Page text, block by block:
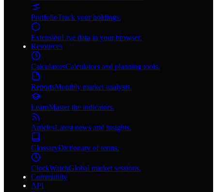
PortfolioTrack your holdings.
ExtensionLive data in your browser.
Resources
CalculatorsCalculators and planning tools.
ReportsMonthly market analysis.
LearnMaster the indicators.
ArticlesLatest news and insights.
GlossaryDictionary of terms.
ClockWatchGlobal market sessions.
Community
API